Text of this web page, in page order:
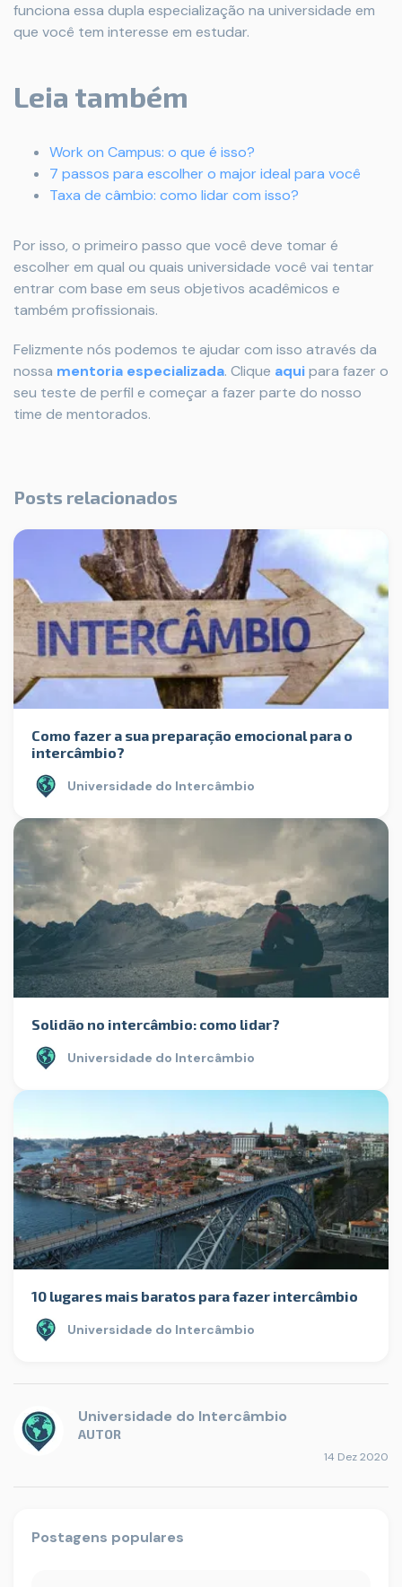
funciona essa dupla especialização na universidade em
que você tem interesse em estudar.
Leia também
Work on Campus: o que é isso?
7 passos para escolher o major ideal para você
Taxa de câmbio: como lidar com isso?
Por isso, o primeiro passo que você deve tomar é
escolher em qual ou quais universidade você vai tentar
entrar com base em seus objetivos acadêmicos e
também profissionais.
Felizmente nós podemos te ajudar com isso através da
nossa mentoria especializada. Clique aquipara fazer o
seu teste de perfil e começar a fazer parte do nosso
time de mentorados.
Posts relacionados
Como fazer a sua preparação emocional para o
intercâmbio?
Universidade do Intercâmbio
Solidão no intercâmbio: como lidar?
Universidade do Intercâmbio
10 lugares mais baratos para fazer intercâmbio
Universidade do Intercâmbio
Universidade do Intercâmbio
AUTOR
14 Dez 2020
Postagens populares